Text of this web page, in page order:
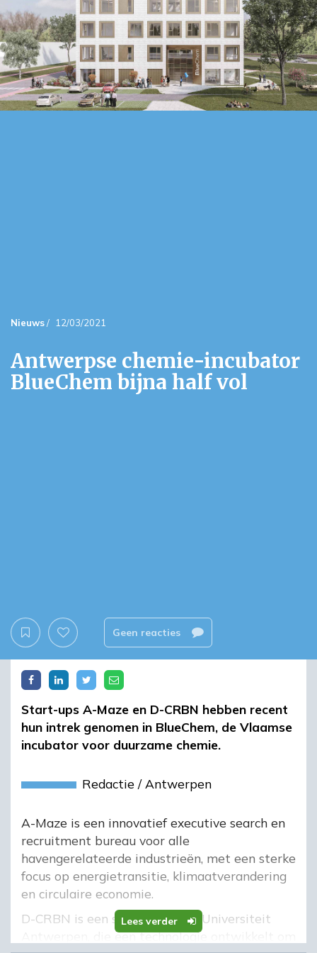
Nieuws/ 12/03/2021
Antwerpse chemie-incubator
BlueChem bijna half vol
Geen reacties
Lees verder
Start-ups A-Maze en D-CRBN hebben recent
hun intrek genomen in BlueChem, de Vlaamse
incubator voor duurzame chemie.
Redactie / Antwerpen
A-Maze is een innovatief executive search en
recruitment bureau voor alle
havengerelateerde industrieën, met een sterke
focus op energietransitie, klimaatverandering
en circulaire economie.
D-CRBN is een spin-off van de Universiteit
Antwerpen, die een technologie ontwikkelt om